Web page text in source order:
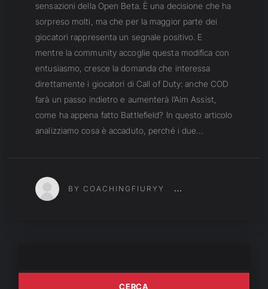
sensazioni della Open Beta. È una decisione che ha
sorpreso molti, ma che per la maggior parte dei
giocatori rappresenta un segnale positivo. E
mentre la community accoglie questa modifica con
entusiasmo, cresce la domanda che interessa
direttamente i giocatori di Call of Duty: anche COD
farà un passo indietro e aumenterà l’Aim Assist,
come ha appena fatto Battlefield? In questo articolo
analizziamo cosa è accaduto, perché i due…
BY COACHINGFIURYY